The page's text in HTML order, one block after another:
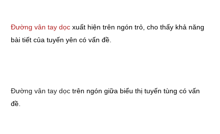
Đường vân tay dọc xuất hiện trên ngón trỏ, cho thấy khả năng
bài tiết của tuyến yên có vấn đề.
Đường vân tay dọc trên ngón giữa biểu thị tuyến tùng có vấn
đề.